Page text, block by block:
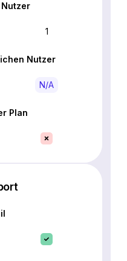
1
Nutzer
N/A
Plan